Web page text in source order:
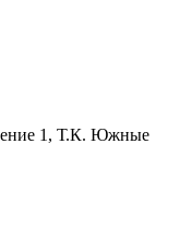
1, Т.К. Южные